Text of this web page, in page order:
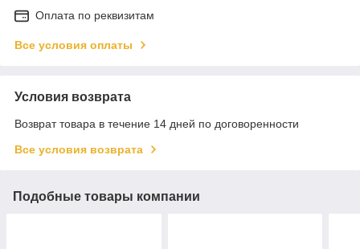
Оплата по реквизитам
Все условия оплаты
Условия возврата
Возврат товара в течение 14 дней по договоренности
Все условия возврата
Подобные товары компании